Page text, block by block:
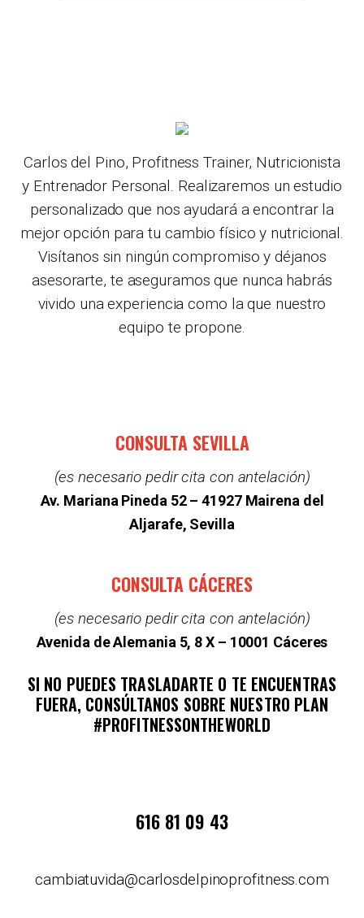
Carlos del Pino, Profitness Trainer, Nutricionista
y Entrenador Personal. Realizaremos un estudio
personalizado que nos ayudará a encontrar la
mejor opción para tu cambio físico y nutricional.
Visítanos sin ningún compromiso y déjanos
asesorarte, te aseguramos que nunca habrás
vivido una experiencia como la que nuestro
equipo te propone.
CONSULTA SEVILLA
(es necesario pedir cita con antelación)
Av. Mariana Pineda 52 –41927 Mairena del
Aljarafe, Sevilla
CONSULTA CÁCERES
(es necesario pedir cita con antelación)
Avenida de Alemania 5, 8 X – 10001 Cáceres
SI NO PUEDES TRASLADARTE O TE ENCUENTRAS
FUERA, CONSÚLTANOS SOBRE NUESTRO PLAN
#PROFITNESSONTHEWORLD
616 81 09 43
cambiatuvida@carlosdelpinoprofitness.com